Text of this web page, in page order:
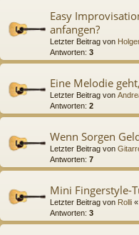
Easy
anfangen?
Letzter Beitrag von
Antworten: 3
Eine Melodie
Letzter Beitrag von
Antworten: 2
Wenn Sorgen
Letzter Beitrag von
Antworten: 7
Mini Fingerstyle-
Letzter Beitrag von Rolli «
Antworten: 3